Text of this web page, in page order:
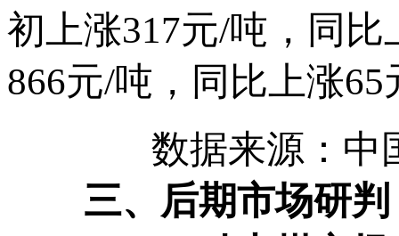
初上涨317元/吨，同
866元/吨，同比上涨
数据来源：中
三、后期市场研判